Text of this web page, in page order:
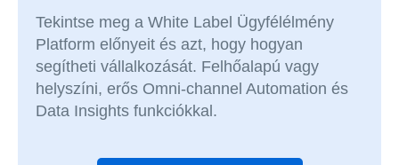
Tekintse meg a White Label Ügyfélélmény
Platform előnyeit és azt, hogy hogyan
segítheti vállalkozását. Felhőalapú vagy
helyszíni, erős Omni-channel Automation és
Data Insights funkciókkal.